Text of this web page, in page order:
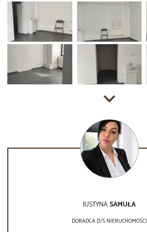
JUSTYNASAMUŁA
DORADCA D/S NIERUCHOMOŚCI